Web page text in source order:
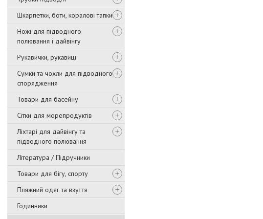
Шкарпетки, боти, коралові тапки
Ножі для підводного
полювання і дайвінгу
Рукавички, рукавиці
Сумки та чохли для підводного
спорядження
Товари для басейну
Сітки для морепродуктів
Ліхтарі для дайвінгу та
підводного полювання
Література / Підручники
Товари для бігу, спорту
Пляжний одяг та взуття
Годинники